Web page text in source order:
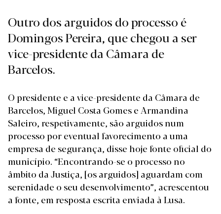
Outro dos arguidos do processo é
Domingos Pereira, que chegou a ser
vice-presidente da Câmara de
Barcelos.
O presidente e a vice-presidente da Câmara de
Barcelos, Miguel Costa Gomes e Armandina
Saleiro, respetivamente, são arguidos num
processo por eventual favorecimento a uma
empresa de segurança, disse hoje fonte oficial do
município. “Encontrando-se o processo no
âmbito da Justiça, [os arguidos] aguardam com
serenidade o seu desenvolvimento”, acrescentou
a fonte, em resposta escrita enviada à Lusa.